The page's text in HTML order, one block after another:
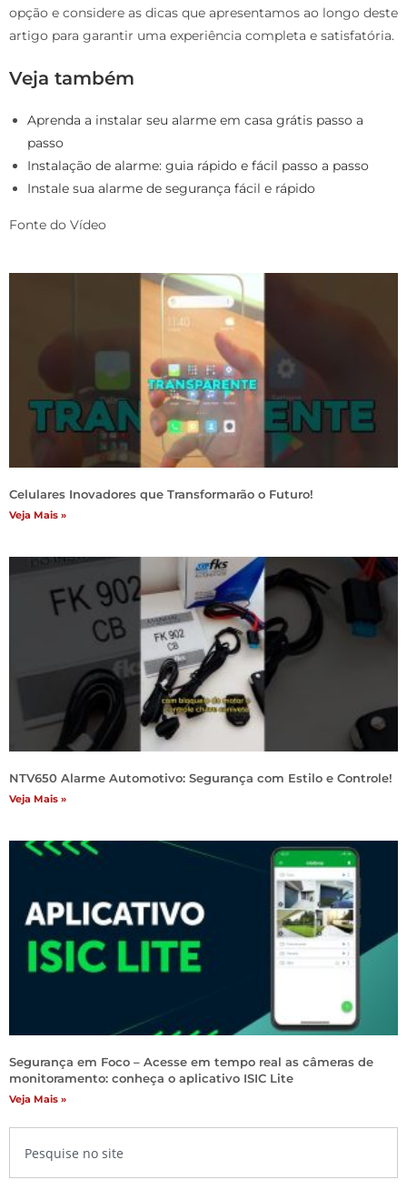
opção e considere as dicas que apresentamos ao longo deste
artigo para garantir uma experiência completa e satisfatória.
Veja também
Aprenda a instalar seu alarme em casa grátis passo a
passo
Instalação de alarme: guia rápido e fácil passo a passo
Instale sua alarme de segurança fácil e rápido
Fonte do Vídeo
Celulares Inovadores que Transformarão o Futuro!
Veja Mais »
NTV650 Alarme Automotivo: Segurança com Estilo e Controle!
Veja Mais »
Segurança em Foco – Acesse em tempo real as câmeras de
monitoramento: conheça o aplicativo ISIC Lite
Veja Mais »